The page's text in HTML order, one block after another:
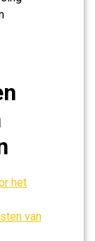
het
van